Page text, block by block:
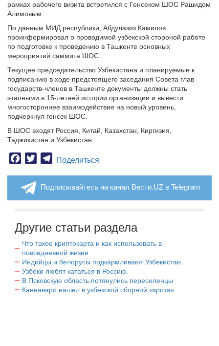
рамках рабочего визита встретился с Генсеком ШОС Рашидом
Алимовым.
По данным МИД республики, Абдулазиз Камилов
проинформировал о проводимой узбекской стороной работе
по подготовке к проведению в Ташкенте основных
мероприятий саммита ШОС.
Текущее председательство Узбекистана и планируемые к
подписанию в ходе предстоящего заседания Совета глав
государств-членов в Ташкенте документы должны стать
этапными в 15-летней истории организации и вывести
многостороннее взаимодействие на новый уровень,
подчеркнул генсек ШОС.
В ШОС входят Россия, Китай, Казахстан, Киргизия,
Таджикистан и Узбекистан.
Facebook
TwitterTelegram
Поделиться
Подписывайтесь на канал Вести.UZ в Telegram
Другие статьи раздела
Что такое криптокарта и как использовать в
повседневной жизни
Индийцы и белорусы подкармливают Узбекистан.
Узбеки любят кататься в Россию.
В Псковскую область потянулись переселенцы
Каннаваро нашел в узбекской сборной «крота».